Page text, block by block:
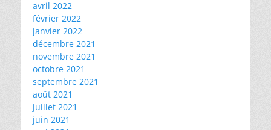
avril 2022
février 2022
janvier 2022
décembre 2021
novembre 2021
octobre 2021
septembre 2021
août 2021
juillet 2021
juin 2021